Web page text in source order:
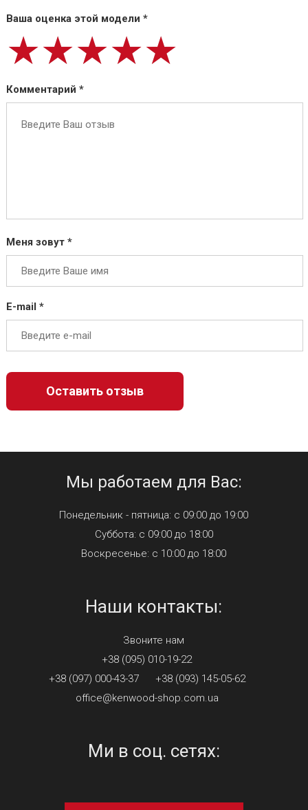
Ваша оценка этой модели *
★★★★★
★★★★★
★★★★★
Комментарий *
Меня зовут *
E-mail *
Мы работаем для Вас:
Понедельник - пятница: с 09:00 до 19:00
Суббота: с 09:00 до 18:00
Воскресенье: с 10:00 до 18:00
Наши контакты:
Звоните нам
+38 (095) 010-19-22
+38 (097) 000-43-37
+38 (093) 145-05-62
office@kenwood-shop.com.ua
Ми в соц. сетях: